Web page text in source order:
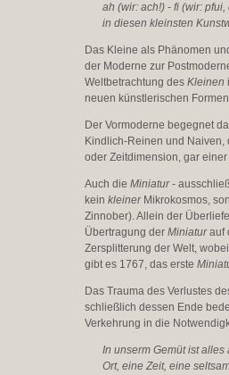
ah (wir: ach!) - fi (wir:
in diesen kleinsten
Das Kleine als Phänomen
der Moderne zur
Weltbetrachtung desKleinen
neuen künstlerischen
Der Vormoderne begegnet
Kindlich-Reinen und
oder Zeitdimension, gar
Auch dieMiniatur-
keinkleinerMikrokosmos,
Zinnober). Allein der
Übertragung derMiniaturauf
Zersplitterung der Welt,
gibt es 1767, das erste
Das Trauma des Verlustes
schließlich dessen Ende
Verkehrung in die
In unserm Gemüt ist
Ort, eine Zeit, eine